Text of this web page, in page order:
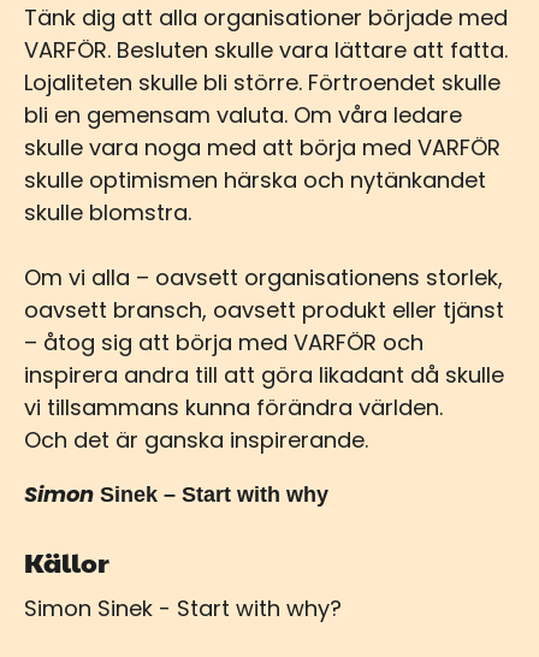
Tänk dig att alla organisationer började med
VARFÖR. Besluten skulle vara lättare att fatta.
Lojaliteten skulle bli större. Förtroendet skulle
bli en gemensam valuta. Om våra ledare
skulle vara noga med att börja med VARFÖR
skulle optimismen härska och nytänkandet
skulle blomstra.
Om vi alla – oavsett organisationens storlek,
oavsett bransch, oavsett produkt eller tjänst
– åtog sig att börja med VARFÖR och
inspirera andra till att göra likadant då skulle
vi tillsammans kunna förändra världen.
Och det är ganska inspirerande.
Simon Sinek – Start with why
Källor
Simon Sinek - Start with why?